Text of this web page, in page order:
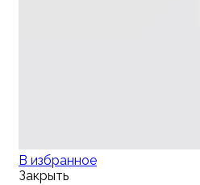
В избранное
Закрыть